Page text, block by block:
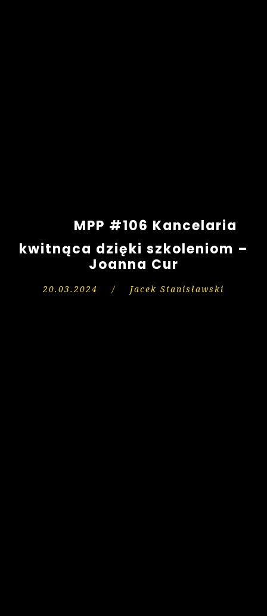
MPP #106 Kancelaria
kwitnąca dzięki szkoleniom –
Joanna Cur
20.03.2024 / Jacek Stanisławski